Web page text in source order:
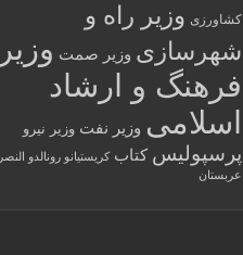
کشاورزی وزیر راه و
شهرسازی وزیر صمت وزیر
فرهنگ و ارشاد
اسلامی وزیر نفت وزیر نیرو
پرسپولیس کتاب کریستیانو رونالدو النصر
عربستان